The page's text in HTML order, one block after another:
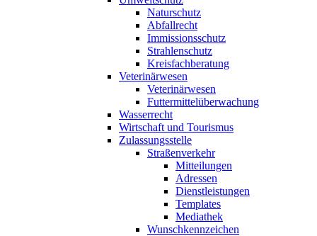
Naturschutz
Abfallrecht
Immissionsschutz
Strahlenschutz
Kreisfachberatung
Veterinärwesen
Veterinärwesen
Futtermittelüberwachung
Wasserrecht
Wirtschaft und Tourismus
Zulassungsstelle
Straßenverkehr
Mitteilungen
Adressen
Dienstleistungen
Templates
Mediathek
Wunschkennzeichen